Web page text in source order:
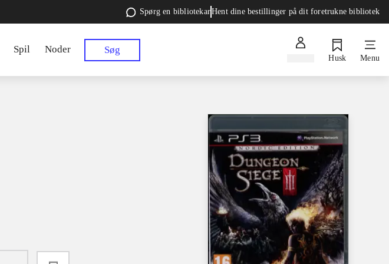
Spørg en bibliotekarHent dine bestillinger på dit foretrukne bibliotek
Spil Noder Søg
Husk Menu